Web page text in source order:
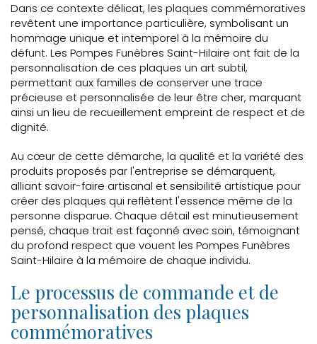
Dans ce contexte délicat, les plaques commémoratives
revêtent une importance particulière, symbolisant un
hommage unique et intemporel à la mémoire du
défunt. Les Pompes Funèbres Saint-Hilaire ont fait de la
personnalisation de ces plaques un art subtil,
permettant aux familles de conserver une trace
précieuse et personnalisée de leur être cher, marquant
ainsi un lieu de recueillement empreint de respect et de
dignité.
Au cœur de cette démarche, la qualité et la variété des
produits proposés par l'entreprise se démarquent,
alliant savoir-faire artisanal et sensibilité artistique pour
créer des plaques qui reflètent l'essence même de la
personne disparue. Chaque détail est minutieusement
pensé, chaque trait est façonné avec soin, témoignant
du profond respect que vouent les Pompes Funèbres
Saint-Hilaire à la mémoire de chaque individu.
Le processus de commande et de
personnalisation des plaques
commémoratives